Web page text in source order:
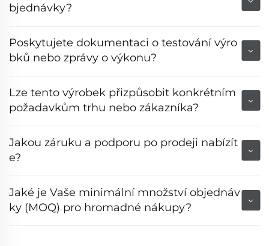
bjednávky?
Poskytujete dokumentaci o testování výro
bků nebo zprávy o výkonu?
Lze tento výrobek přizpůsobit konkrétním
požadavkům trhu nebo zákazníka?
Jakou záruku a podporu po prodeji nabízít
e?
Jaké je Vaše minimální množství objednáv
ky (MOQ) pro hromadné nákupy?